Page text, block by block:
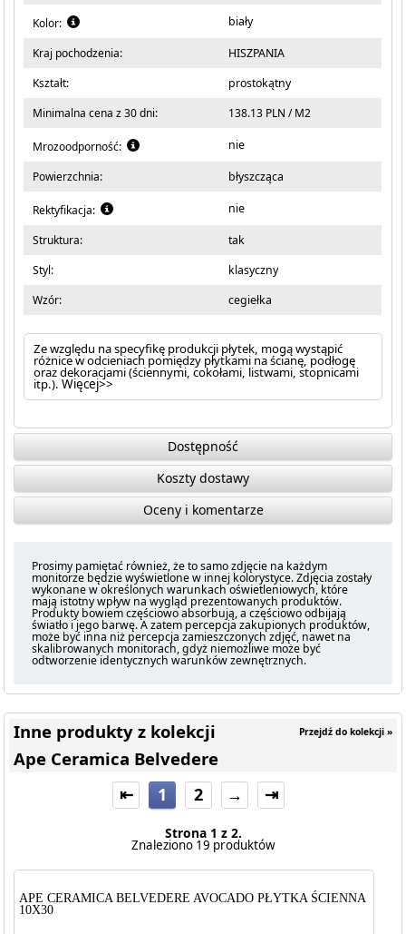
Kolor: biały
Kraj pochodzenia:
HISZPANIA
Kształt:
prostokątny
Minimalna cena z 30 dni:
138.13 PLN / M2
Mrozoodporność: nie
Powierzchnia: błyszcząca
Rektyfikacja: nie
Struktura:
tak
Styl:
klasyczny
Wzór:
cegiełka
Ze względu na specyfikę produkcji płytek, mogą wystąpić
różnice w odcieniach pomiędzy płytkami na ścianę, podłogę
oraz dekoracjami (ściennymi, cokołami, listwami, stopnicami
itp.).Więcej>>
Dostępność
Koszty dostawy
Oceny i komentarze
Prosimy pamiętać również, że to samo zdjęcie na każdym
monitorze będzie wyświetlone w innej kolorystyce. Zdjęcia zostały
wykonane w określonych warunkach oświetleniowych, które
mają istotny wpływ na wygląd prezentowanych produktów.
Produkty bowiem częściowo absorbują, a częściowo odbijają
światło i jego barwę. A zatem percepcja zakupionych produktów,
może być inna niż percepcja zamieszczonych zdjęć, nawet na
skalibrowanych monitorach, gdyż niemożliwe może być
odtworzenie identycznych warunków zewnętrznych.
Przejdź do kolekcji »
Inne produkty z kolekcji
Ape Ceramica Belvedere
⇤ 1 2 → ⇥
Strona 1 z 2.
Znaleziono 19 produktów
APE CERAMICA BELVEDERE AVOCADO PŁYTKA ŚCIENNA
10X30